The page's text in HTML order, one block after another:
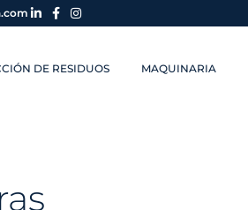
DE RESIDUOS MAQUINARIA